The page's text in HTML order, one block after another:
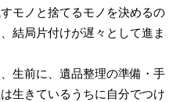
モノと捨てるモノを決めるの
結局片付けが遅々として進ま
生前に、遺品整理の準備・手
生きているうちに自分でつけ